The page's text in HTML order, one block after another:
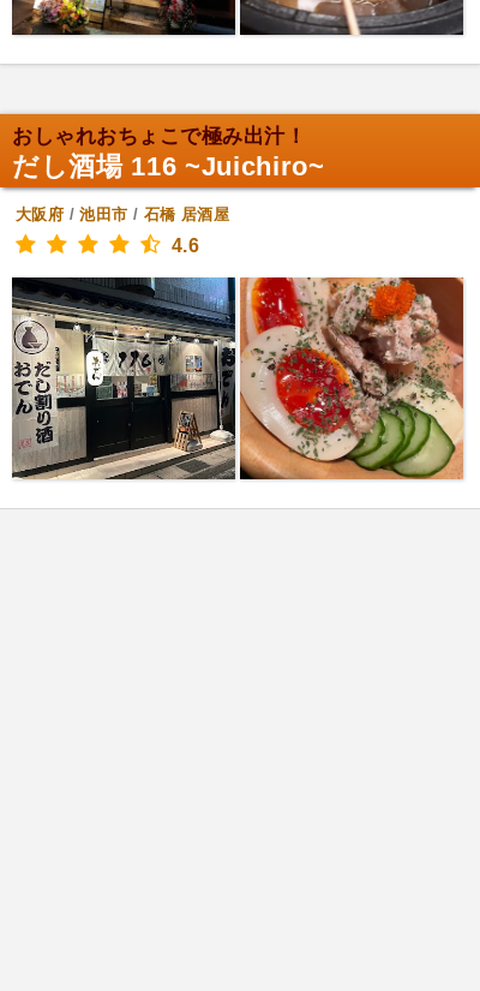
おしゃれおちょこで極み出汁！
だし酒場 116 ~Juichiro~
大阪府 /池田市 / 石橋 居酒屋
4.6